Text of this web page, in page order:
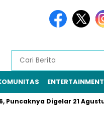
ENTERTAINMENT
Digelar 21 Agustus